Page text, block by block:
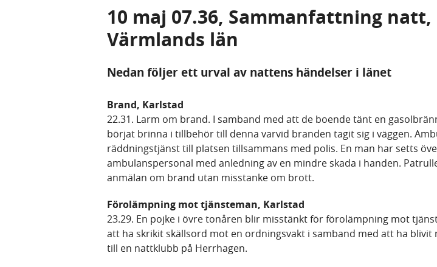
10 maj 07.36, Sammanfattning natt,
Värmlands län
Nedan följer ett urval av nattens händelser i länet
Brand, Karlstad
22.31. Larm om brand. I samband med att de boende tänt en
börjat brinna i tillbehör till denna varvid branden tagit sig i väggen.
räddningstjänst till platsen tillsammans med polis. En man har setts
ambulanspersonal med anledning av en mindre skada i handen.
anmälan om brand utan misstanke om brott.
Förolämpning mot tjänsteman, Karlstad
23.29. En pojke i övre tonåren blir misstänkt för förolämpning mot
att ha skrikit skällsord mot en ordningsvakt i samband med att ha blivit
till en nattklubb på Herrhagen.